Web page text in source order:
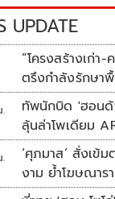
UPDATE
“โครงสร้างเก่า-
ตรึงกำลังรักษา
ทัพนักบิด 'ฮอนด้
ลุ้นล่าโพเดียม
กา
‘ศุภมาส’ สั่งเข้
งาม ย้ำโฆษณาร